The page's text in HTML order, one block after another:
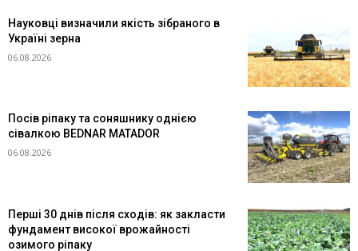
Науковці визначили якість зібраного в
Україні зерна
06.08.2026
Посів ріпаку та соняшнику однією
сівалкою BEDNAR MATADOR
06.08.2026
Перші 30 днів після сходів: як закласти
фундамент високої врожайності
озимого ріпаку